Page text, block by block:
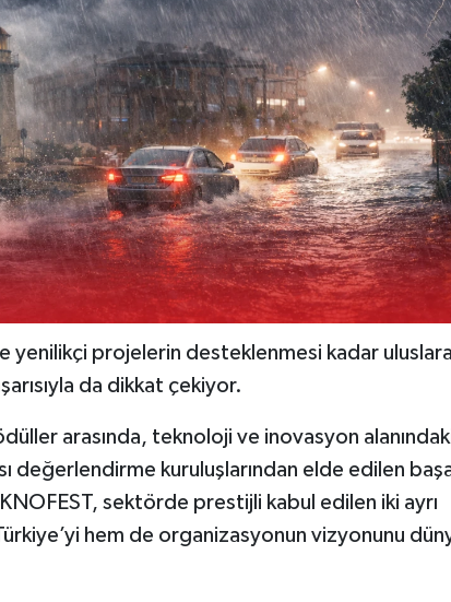
yenilikçi projelerin desteklenmesi kadar
da dikkat çekiyor.
arasında, teknoloji ve inovasyon
değerlendirme kuruluşlarından elde edilen
sektörde prestijli kabul edilen iki ayrı
hem de organizasyonun vizyonunu